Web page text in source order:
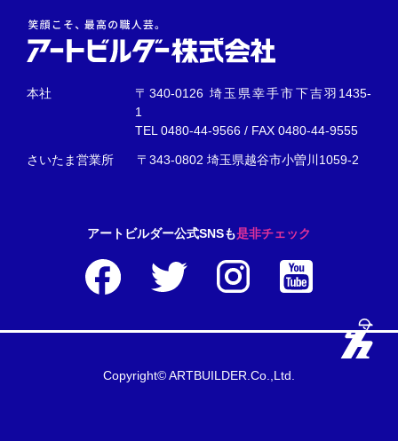
本社
〒340-0126 埼玉県幸手市下吉羽1435-
1
TEL0480-44-9566 / FAX 0480-44-9555
さいたま営業所 〒343-0802 埼玉県越谷市小曽川1059-2
アートビルダー公式SNSも是非チェック
Copyright© ARTBUILDER.Co.,Ltd.